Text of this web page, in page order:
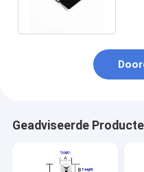
Geadviseerde